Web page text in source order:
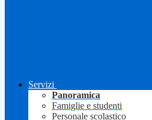
Servizi
Panoramica
Famiglie e studenti
Personale scolastico